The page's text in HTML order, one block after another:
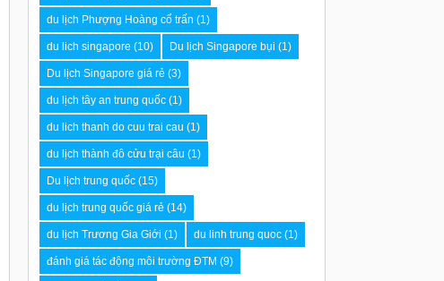
du lịch Phượng Hoàng cổ trấn (1)
du lich singapore (10) Du lịch Singapore bụi (1)
Du lịch Singapore giá rẻ (3)
du lịch tây an trung quốc (1)
du lich thanh do cuu trai cau (1)
du lịch thành đô cửu trại câu (1)
Du lịch trung quốc (15)
du lịch trung quốc giá rẻ (14)
du lịch Trương Gia Giới (1) du linh trung quoc (1)
đánh giá tác động môi trường ĐTM (9)